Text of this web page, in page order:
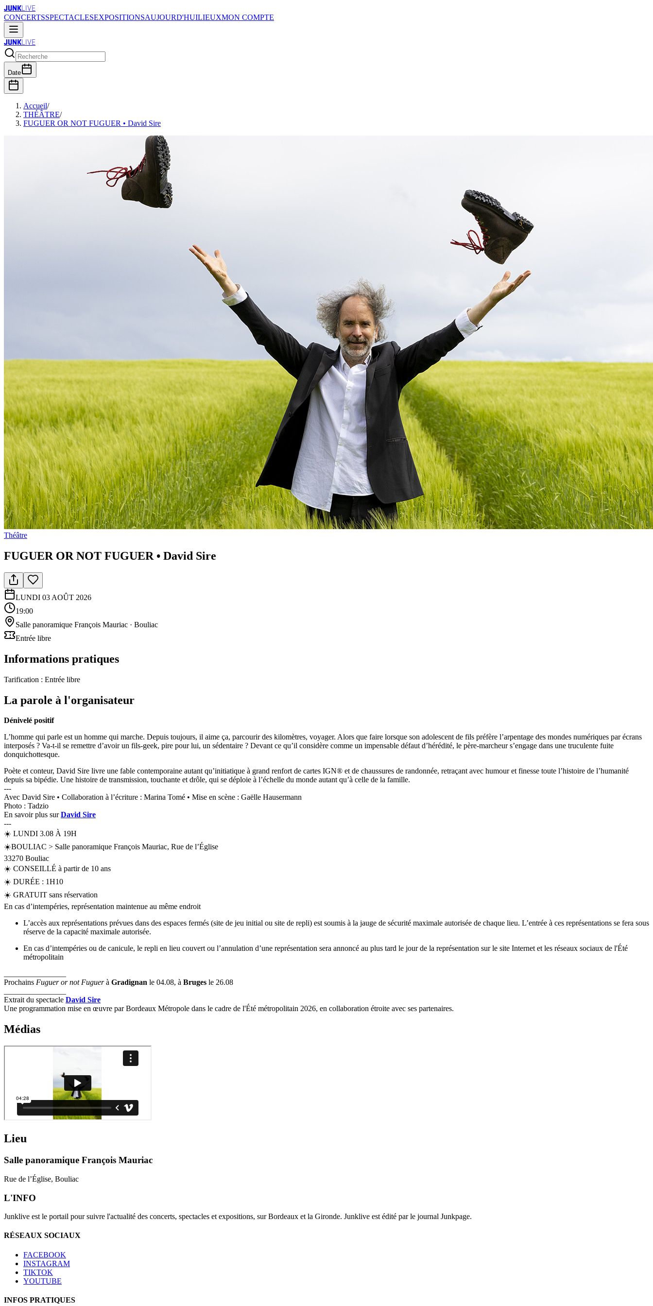
JUNKLIVE
CONCERTSSPECTACLESEXPOSITIONSAUJOURD'HUILIEUXMON COMPTE
JUNKLIVE
Date
Accueil/
THÉÂTRE/
FUGUER OR NOT FUGUER • David Sire
Théâtre
FUGUER OR NOT FUGUER • David Sire
LUNDI 03 AOÛT 2026
19:00
Salle panoramique François Mauriac · Bouliac
Entrée libre
Informations pratiques
Tarification : Entrée libre
La parole à l'organisateur
Dénivelé positif
L’homme qui parle est un homme qui marche. Depuis toujours, il aime ça, parcourir des kilomètres, voyager. Alors que faire lorsque son adolescent de fils préfère l’arpentage des mondes numériques par écrans
interposés ? Va-t-il se remettre d’avoir un fils-geek, pire pour lui, un sédentaire ? Devant ce qu’il considère comme un impensable défaut d’hérédité, le père-marcheur s’engage dans une truculente fuite
donquichottesque.
Poète et conteur, David Sire livre une fable contemporaine autant qu’initiatique à grand renfort de cartes IGN® et de chaussures de randonnée, retraçant avec humour et finesse toute l’histoire de l’humanité
depuis sa bipédie. Une histoire de transmission, touchante et drôle, qui se déploie à l’échelle du monde autant qu’à celle de la famille.
---
Avec David Sire • Collaboration à l’écriture : Marina Tomé • Mise en scène : Gaëlle Hausermann
Photo : Tadzio
En savoir plus surDavid Sire
---
☀️ LUNDI 3.08 À 19H
☀️BOULIAC > Salle panoramique François Mauriac, Rue de l’Église
33270 Bouliac
☀️ CONSEILLÉ à partir de 10 ans
☀️ DURÉE : 1H10
☀️ GRATUIT sans réservation
En cas d’intempéries, représentation maintenue au même endroit
L’accès aux représentations prévues dans des espaces fermés (site de jeu initial ou site de repli) est soumis à la jauge de sécurité maximale autorisée de chaque lieu. L’entrée à ces représentations se fera sous
réserve de la capacité maximale autorisée.
En cas d’intempéries ou de canicule, le repli en lieu couvert ou l’annulation d’une représentation sera annoncé au plus tard le jour de la représentation sur le site Internet et les réseaux sociaux de l'Été
métropolitain
Prochains Fuguer or not Fuguerà Gradignan le 04.08, à Bruges le 26.08
Extrait du spectacle David Sire
Une programmation mise en œuvre par Bordeaux Métropole dans le cadre de l'Été métropolitain 2026, en collaboration étroite avec ses partenaires.
Médias
Lieu
Salle panoramique François Mauriac
Rue de l’Église, Bouliac
L'INFO
Junklive est le portail pour suivre l'actualité des concerts, spectacles et expositions, sur Bordeaux et la Gironde. Junklive est édité par le journal Junkpage.
RÉSEAUX SOCIAUX
FACEBOOK
INSTAGRAM
TIKTOK
YOUTUBE
INFOS PRATIQUES